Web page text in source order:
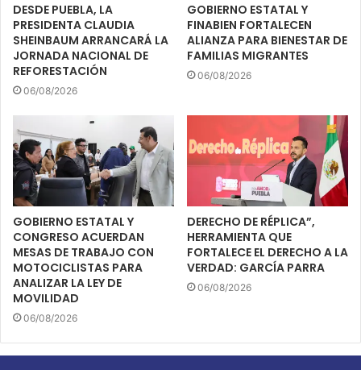
DESDE PUEBLA, LA
PRESIDENTA CLAUDIA
SHEINBAUM ARRANCARÁ LA
JORNADA NACIONAL DE
REFORESTACIÓN
06/08/2026
GOBIERNO ESTATAL Y
FINABIEN FORTALECEN
ALIANZA PARA BIENESTAR DE
FAMILIAS MIGRANTES
06/08/2026
GOBIERNO ESTATAL Y
CONGRESO ACUERDAN
MESAS DE TRABAJO CON
MOTOCICLISTAS PARA
ANALIZAR LA LEY DE
MOVILIDAD
06/08/2026
DERECHO DE RÉPLICA”,
HERRAMIENTA QUE
FORTALECE EL DERECHO A LA
VERDAD: GARCÍA PARRA
06/08/2026